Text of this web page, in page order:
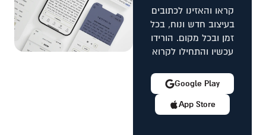
קראו והאזינו לכתובים
בעיצוב חדש ונוח, בכל
זמן ובכל מקום. הורידו
עכשיו והתחילו לקרוא
App Store
Google Play